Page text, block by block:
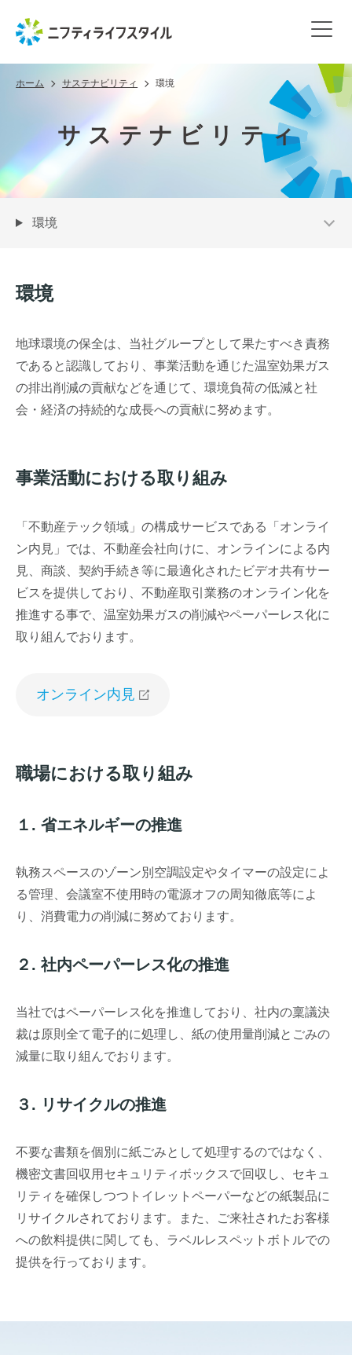
ホーム サステナビリティ 環境
サステナビリティ
環境
環境
地球環境の保全は、当社グループとして果たすべき責務
であると認識しており、事業活動を通じた温室効果ガス
の排出削減の貢献などを通じて、環境負荷の低減と社
会・経済の持続的な成長への貢献に努めます。
事業活動における取り組み
「不動産テック領域」の構成サービスである「オンライ
ン内見」では、不動産会社向けに、オンラインによる内
見、商談、契約手続き等に最適化されたビデオ共有サー
ビスを提供しており、不動産取引業務のオンライン化を
推進する事で、温室効果ガスの削減やペーパーレス化に
取り組んでおります。
オンライン内見
職場における取り組み
１. 省エネルギーの推進
執務スペースのゾーン別空調設定やタイマーの設定によ
る管理、会議室不使用時の電源オフの周知徹底等によ
り、消費電力の削減に努めております。
２. 社内ペーパーレス化の推進
当社ではペーパーレス化を推進しており、社内の稟議決
裁は原則全て電子的に処理し、紙の使用量削減とごみの
減量に取り組んでおります。
３. リサイクルの推進
不要な書類を個別に紙ごみとして処理するのではなく、
機密文書回収用セキュリティボックスで回収し、セキュ
リティを確保しつつトイレットペーパーなどの紙製品に
リサイクルされております。また、ご来社されたお客様
への飲料提供に関しても、ラベルレスペットボトルでの
提供を行っております。